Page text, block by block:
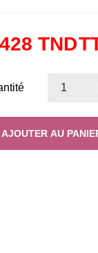
TND
AJOUTER AU